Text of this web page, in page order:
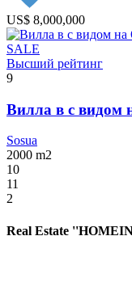
US$ 8,000,000
SALE
Высший рейтинг
9
Вилла в с видом
Sosua
2000 m2
10
11
2
Real Estate